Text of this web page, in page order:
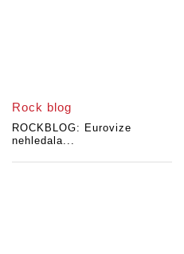
Rock blog
ROCKBLOG: Eurovize
nehledala...